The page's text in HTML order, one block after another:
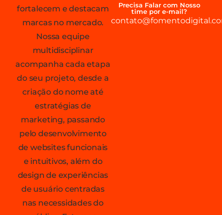
fortalecem e destacam
marcas no mercado.
Nossa equipe
multidisciplinar
acompanha cada etapa
do seu projeto, desde a
criação do nome até
estratégias de
marketing, passando
pelo desenvolvimento
de websites funcionais
e intuitivos, além do
design de experiências
de usuário centradas
nas necessidades do
Precisa Falar com Nosso
time por e-mail?